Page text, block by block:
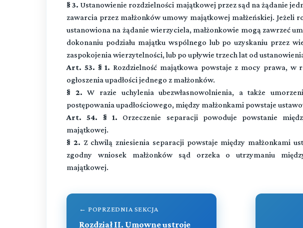
§ 3. Ustanowienie rozdzielności majątkowej przez sąd na żądanie
zawarcia przez małżonków umowy majątkowej małżeńskiej. Jeżeli
ustanowiona na żądanie wierzyciela, małżonkowie mogą zawrzeć
dokonaniu podziału majątku wspólnego lub po uzyskaniu przez
zaspokojenia wierzytelności, lub po upływie trzech lat od
Art. 53. § 1. Rozdzielność majątkowa powstaje z mocy prawa, w
ogłoszenia upadłości jednego z małżonków.
§ 2. W razie uchylenia ubezwłasnowolnienia, a także
postępowania upadłościowego, między małżonkami powstaje
Art. 54. § 1. Orzeczenie separacji powoduje powstanie
majątkowej.
§ 2. Z chwilą zniesienia separacji powstaje między małżonkami
zgodny wniosek małżonków sąd orzeka o utrzymaniu
majątkowej.
← POPRZEDNIA SEKCJA
Rozdział II. Umowne ustroje